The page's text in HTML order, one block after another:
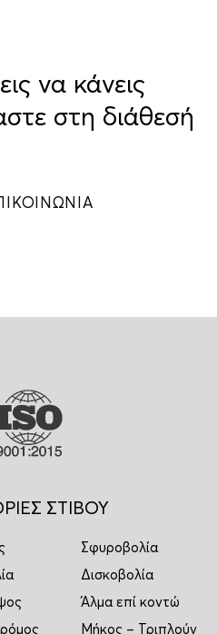
να κάνεις
στη διάθεσή
ΣΤΙΒΟΥ
Σφυροβολία
Δισκοβολία
Άλμα επί κοντώ
Μήκος – Τριπλούν